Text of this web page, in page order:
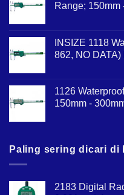
Range; 150mm
INSIZE 1118
862, NO
1126
150mm -
Paling sering dicari di
2183 Digital